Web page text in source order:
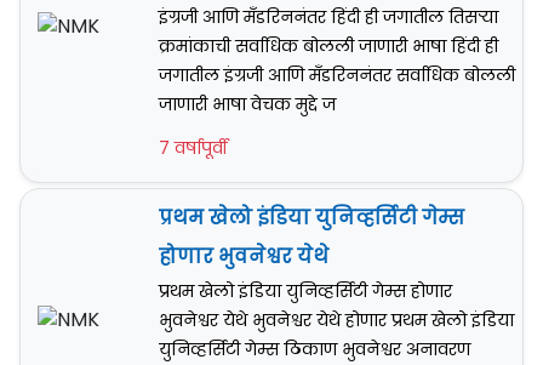
इंग्रजी आणि मँडरिननंतर हिंदी ही जगातील तिसऱ्या
क्रमांकाची सर्वाधिक बोलली जाणारी भाषा हिंदी ही
जगातील इंग्रजी आणि मँडरिननंतर सर्वाधिक बोलली
जाणारी भाषा वेचक मुद्दे ज
7 वर्षापूर्वी
प्रथम खेलो इंडिया युनिव्हर्सिटी गेम्स
होणार भुवनेश्वर येथे
प्रथम खेलो इंडिया युनिव्हर्सिटी गेम्स होणार
भुवनेश्वर येथे भुवनेश्वर येथे होणार प्रथम खेलो इंडिया
युनिव्हर्सिटी गेम्स ठिकाण भुवनेश्वर अनावरण